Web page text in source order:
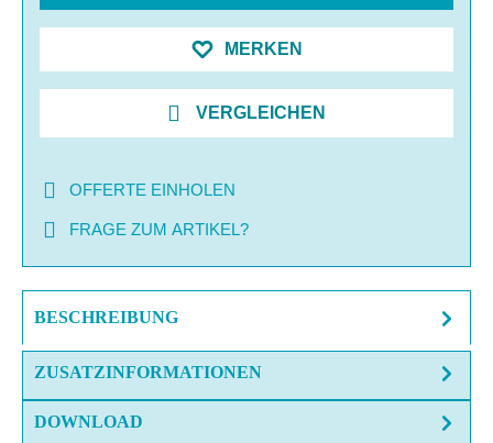
MERKEN
VERGLEICHEN
OFFERTE EINHOLEN
FRAGE ZUM ARTIKEL?
BESCHREIBUNG
ZUSATZINFORMATIONEN
DOWNLOAD